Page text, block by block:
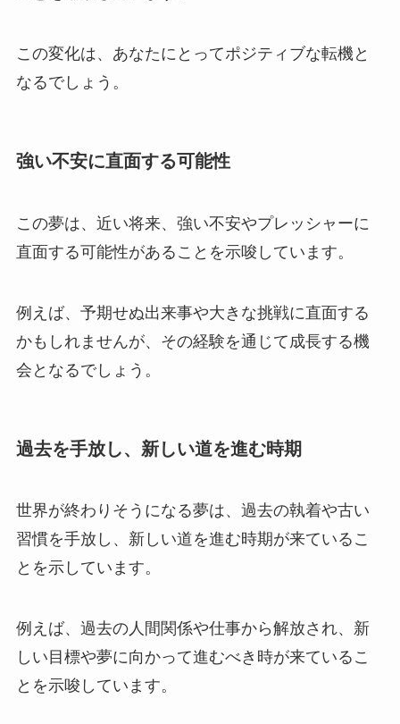
この変化は、あなたにとってポジティブな転機と
なるでしょう。
強い不安に直面する可能性
この夢は、近い将来、強い不安やプレッシャーに
直面する可能性があることを示唆しています。
例えば、予期せぬ出来事や大きな挑戦に直面する
かもしれませんが、その経験を通じて成長する機
会となるでしょう。
過去を手放し、新しい道を進む時期
世界が終わりそうになる夢は、過去の執着や古い
習慣を手放し、新しい道を進む時期が来ているこ
とを示しています。
例えば、過去の人間関係や仕事から解放され、新
しい目標や夢に向かって進むべき時が来ているこ
とを示唆しています。